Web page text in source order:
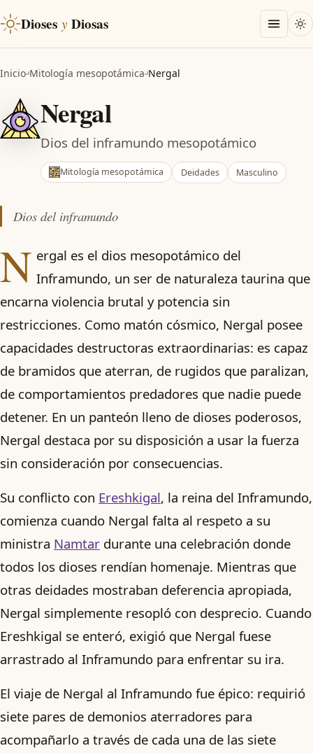
Dioses y Diosas
Inicio Mitología mesopotámica Nergal
Nergal
Dios del inframundo mesopotámico
Mitología mesopotámica Deidades Masculino
Dios del inframundo
N ergal es el dios mesopotámico del
Inframundo, un ser de naturaleza taurina que
encarna violencia brutal y potencia sin
restricciones. Como matón cósmico, Nergal posee
capacidades destructoras extraordinarias: es capaz
de bramidos que aterran, de rugidos que paralizan,
de comportamientos predadores que nadie puede
detener. En un panteón lleno de dioses poderosos,
Nergal destaca por su disposición a usar la fuerza
sin consideración por consecuencias.
Su conflicto con Ereshkigal, la reina del Inframundo,
comienza cuando Nergal falta al respeto a su
ministra Namtar durante una celebración donde
todos los dioses rendían homenaje. Mientras que
otras deidades mostraban deferencia apropiada,
Nergal simplemente resopló con desprecio. Cuando
Ereshkigal se enteró, exigió que Nergal fuese
arrastrado al Inframundo para enfrentar su ira.
El viaje de Nergal al Inframundo fue épico: requirió
siete pares de demonios aterradores para
acompañarlo a través de cada una de las siete